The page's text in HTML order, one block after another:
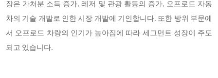
장은 가처분 소득 증가, 레저 및 관광 활동의 증가, 오프로드 자동
차의 기술 개발로 인한 시장 개발에 기인합니다. 또한 방위 부문에
서 오프로드 차량의 인기가 높아짐에 따라 세그먼트 성장이 주도
되고 있습니다.